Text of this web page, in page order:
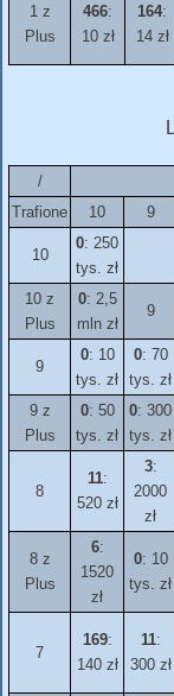
1 z
Plus
466:
10 zł
164:
14 zł
/
Trafione
10 9
10
0: 250
tys. zł
10 z
Plus
0: 2,5
mln zł
9
9
0: 10
tys. zł
0: 70
tys. zł
9 z
Plus
0: 50
tys. zł
0: 300
tys. zł
8
11:
520 zł
3:
2000
zł
8 z
Plus
6:
1520
zł
0: 10
tys. zł
7
169:
140 zł
11:
300 zł